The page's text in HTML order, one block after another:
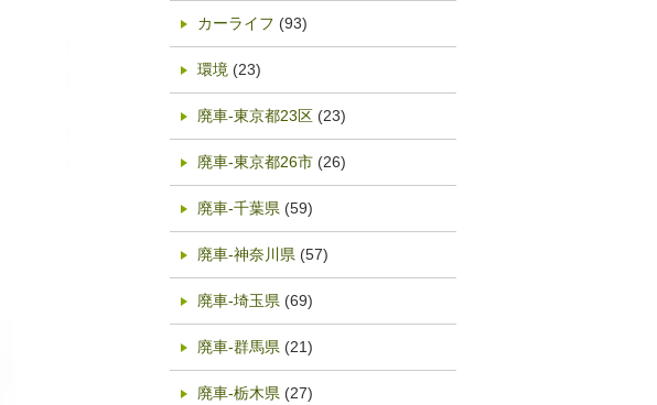
カーライフ (93)
環境 (23)
廃車-東京都23区 (23)
廃車-東京都26市 (26)
廃車-千葉県 (59)
廃車-神奈川県 (57)
廃車-埼玉県 (69)
廃車-群馬県 (21)
廃車-栃木県 (27)